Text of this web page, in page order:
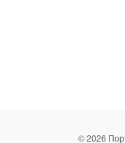
© 2026